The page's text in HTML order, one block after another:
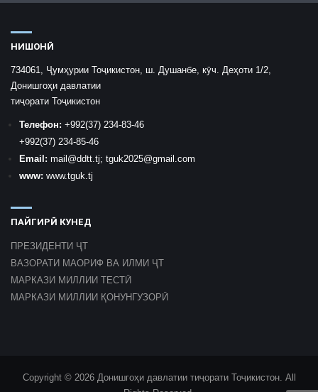
НИШОНӢ
734061, Ҷумҳурии Тоҷикистон, ш. Душанбе, кӯч. Деҳоти 1/2,
Донишгоҳи давлатии
тиҷорати Тоҷикистон
Телефон: +992(37) 234-83-46
+992(37) 234-85-46
Email: mail @ddtt.tj; tguk2025@gmail.com
www: www.tguk.tj
ПАЙГИРӢ КУНЕД
ПРЕЗИДЕНТИ ҶТ
ВАЗОРАТИ МАОРИФ ВА ИЛМИ ҶТ
МАРКАЗИ МИЛЛИИ ТЕСТӢ
МАРКАЗИ МИЛЛИИ ҚОНУНГУЗОРӢ
Copyright © 2026 Донишгоҳи давлатии тиҷорати Тоҷикистон. All